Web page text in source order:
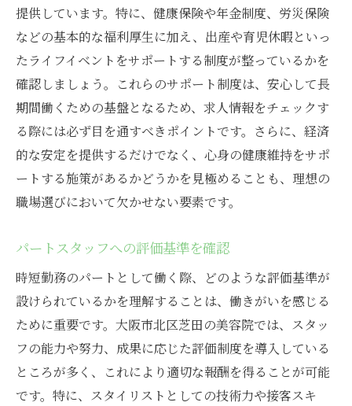
提供しています。特に、健康保険や年金制度、労災保険
などの基本的な福利厚生に加え、出産や育児休暇といっ
たライフイベントをサポートする制度が整っているかを
確認しましょう。これらのサポート制度は、安心して長
期間働くための基盤となるため、求人情報をチェックす
る際には必ず目を通すべきポイントです。さらに、経済
的な安定を提供するだけでなく、心身の健康維持をサポ
ートする施策があるかどうかを見極めることも、理想の
職場選びにおいて欠かせない要素です。
パートスタッフへの評価基準を確認
時短勤務のパートとして働く際、どのような評価基準が
設けられているかを理解することは、働きがいを感じる
ために重要です。大阪市北区芝田の美容院では、スタッ
フの能力や努力、成果に応じた評価制度を導入している
ところが多く、これにより適切な報酬を得ることが可能
です。特に、スタイリストとしての技術力や接客スキ